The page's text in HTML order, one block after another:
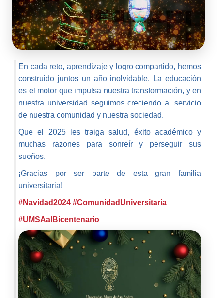
En cada reto, aprendizaje y logro compartido, hemos
construido juntos un año inolvidable. La educación
es el motor que impulsa nuestra transformación, y en
nuestra universidad seguimos creciendo al servicio
de nuestra comunidad y nuestra sociedad.
Que el 2025 les traiga salud, éxito académico y
muchas razones para sonreír y perseguir sus
sueños.
¡Gracias por ser parte de esta gran familia
universitaria!
#Navidad2024 #ComunidadUniversitaria
#UMSAalBicentenario